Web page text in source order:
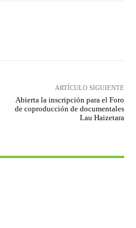
ARTÍCULO SIGUIENTE
Abierta la inscripción para el Foro
de coproducción de documentales
Lau Haizetara